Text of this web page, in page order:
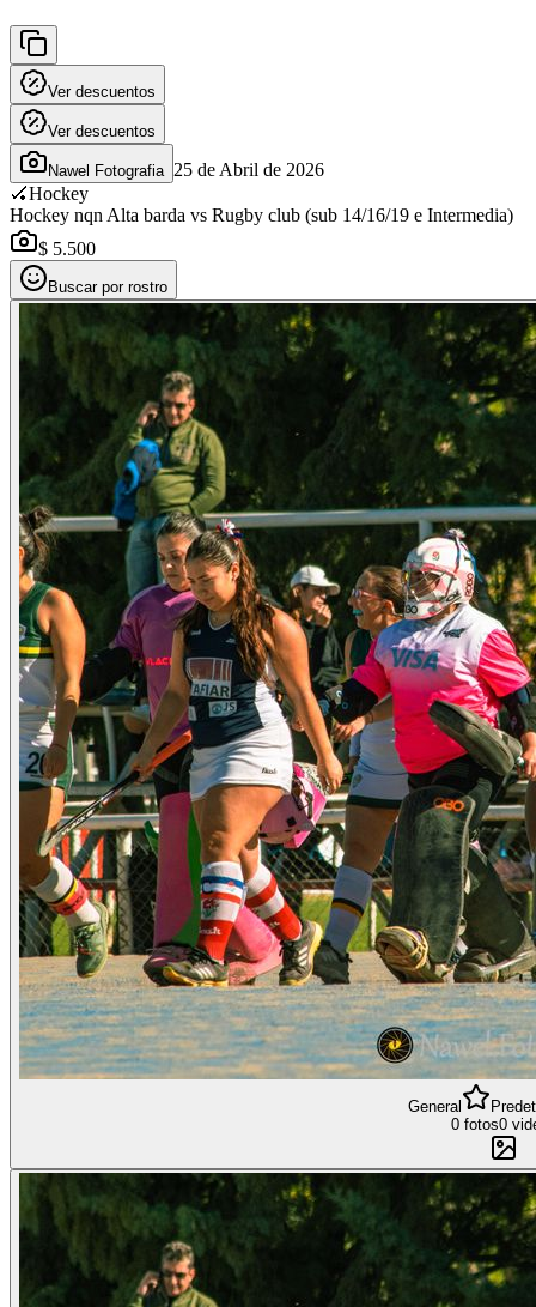
Ver descuentos
Ver descuentos
Nawel Fotografia 25 de Abril de 2026
🏑Hockey
Hockey nqn Alta barda vs Rugby club (sub 14/16/19 e Intermedia)
$ 5.500
Buscar por rostro
General
0 fotos0